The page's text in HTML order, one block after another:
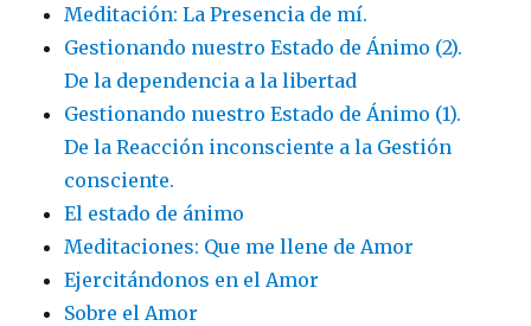
Meditación: La Presencia de mí.
Gestionando nuestro Estado de Ánimo (2).
De la dependencia a la libertad
Gestionando nuestro Estado de Ánimo (1).
De la Reacción inconsciente a la Gestión
consciente.
El estado de ánimo
Meditaciones: Que me llene de Amor
Ejercitándonos en el Amor
Sobre el Amor